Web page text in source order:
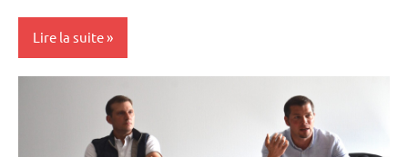
Lire la suite
professionnelle